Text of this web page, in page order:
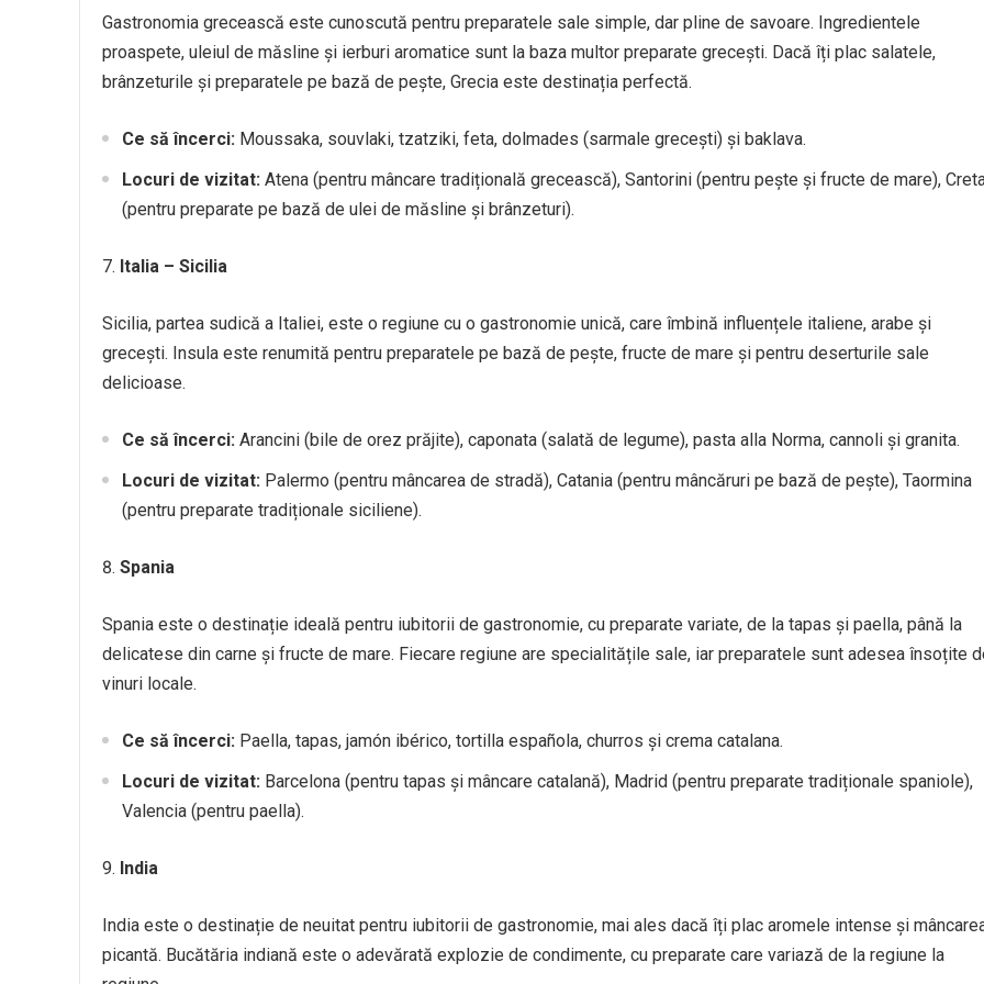
Gastronomia grecească este cunoscută pentru preparatele sale simple, dar pline de savoare. Ingredientele
proaspete, uleiul de măsline și ierburi aromatice sunt la baza multor preparate grecești. Dacă îți plac salatele,
brânzeturile și preparatele pe bază de pește, Grecia este destinația perfectă.
Ce să încerci: Moussaka, souvlaki, tzatziki, feta, dolmades (sarmale grecești) și baklava.
Locuri de vizitat: Atena (pentru mâncare tradițională grecească), Santorini (pentru pește și fructe de mare),
(pentru preparate pe bază de ulei de măsline și brânzeturi).
Italia – Sicilia
Sicilia, partea sudică a Italiei, este o regiune cu o gastronomie unică, care îmbină influențele italiene, arabe și
grecești. Insula este renumită pentru preparatele pe bază de pește, fructe de mare și pentru deserturile sale
delicioase.
Ce să încerci: Arancini (bile de orez prăjite), caponata (salată de legume), pasta alla Norma, cannoli și granita.
Locuri de vizitat: Palermo (pentru mâncarea de stradă), Catania (pentru mâncăruri pe bază de pește), Taormina
(pentru preparate tradiționale siciliene).
Spania
Spania este o destinație ideală pentru iubitorii de gastronomie, cu preparate variate, de la tapas și paella, până la
delicatese din carne și fructe de mare. Fiecare regiune are specialitățile sale, iar preparatele sunt adesea însoțite
vinuri locale.
Ce să încerci: Paella, tapas, jamón ibérico, tortilla española, churros și crema catalana.
Locuri de vizitat: Barcelona (pentru tapas și mâncare catalană), Madrid (pentru preparate tradiționale spaniole),
Valencia (pentru paella).
India
India este o destinație de neuitat pentru iubitorii de gastronomie, mai ales dacă îți plac aromele intense și
picantă. Bucătăria indiană este o adevărată explozie de condimente, cu preparate care variază de la regiune la